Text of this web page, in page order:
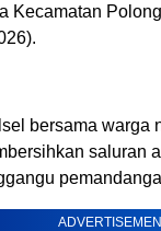
Kecamatan
bersama warga
saluran